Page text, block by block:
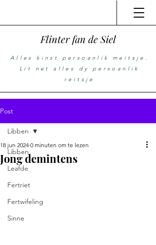
Flinter fan de Siel
Alles kinst persoanlik meitsje.
Lit net alles dy persoanlik
reitsje
Post
Libben
Leafde
Fertriet
Fertwifeling
Sinne
Libben
Jong demintens
18 jun 2024 0 minuten om te lezen